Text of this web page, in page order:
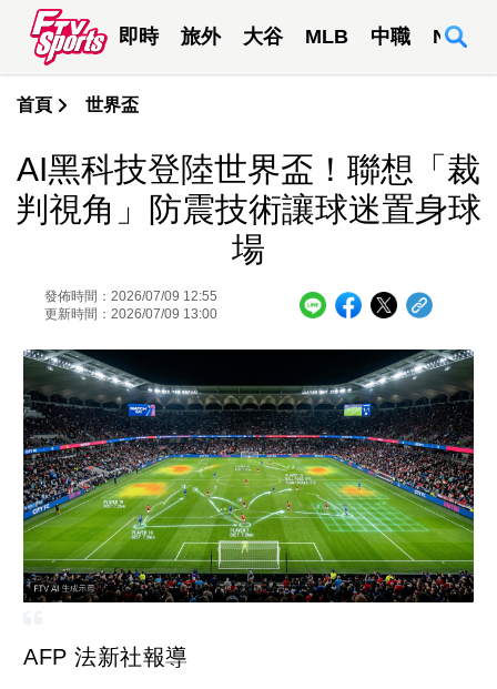
即時 旅外 大谷 MLB 中職 NBA
首頁 世界盃
AI黑科技登陸世界盃！聯想「裁
判視角」防震技術讓球迷置身球
場
發佈時間：2026/07/09 12:55
更新時間：2026/07/09 13:00
AFP 法新社報導